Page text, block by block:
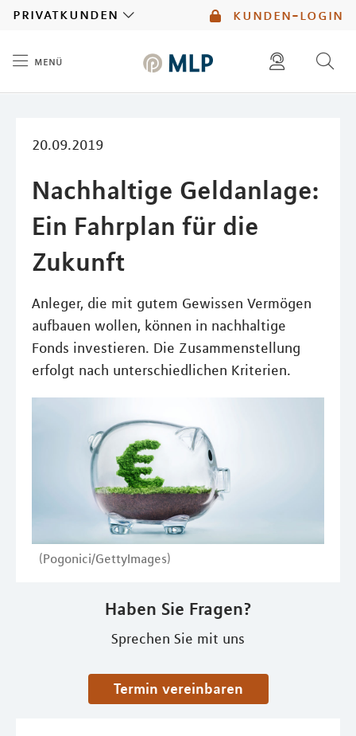
kunden-login
privatkunden
menü
20.09.2019
Nachhaltige Geldanlage:
Ein Fahrplan für die
Zukunft
Anleger, die mit gutem Gewissen Vermögen
aufbauen wollen, können in nachhaltige
Fonds investieren. Die Zusammenstellung
erfolgt nach unterschiedlichen Kriterien.
(Pogonici/GettyImages)
Haben Sie Fragen?
Sprechen Sie mit uns
Termin vereinbaren